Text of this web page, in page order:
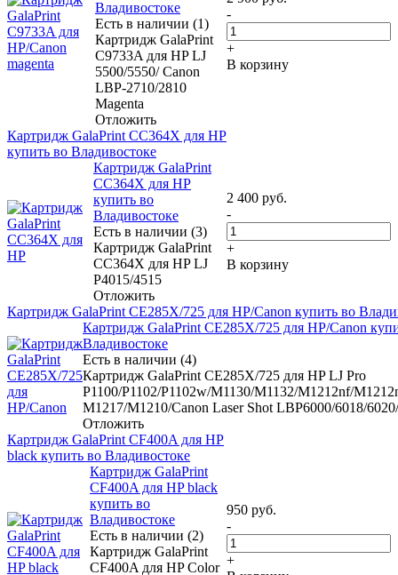
Владивостоке
Есть в наличии (1)
Картридж GalaPrint
C9733A для HP LJ
5500/5550/ Canon
LBP-2710/2810
Magenta
Отложить
-
+
В корзину
Картридж GalaPrint CC364X для HP
купить во Владивостоке
Картридж GalaPrint
CC364X для HP
купить во
Владивостоке
Есть в наличии (3)
Картридж GalaPrint
CC364X для HP LJ
P4015/4515
Отложить
2 400 руб.
-
+
В корзину
Картридж GalaPrint CE285X/725 для HP/Canon купить во
Картридж GalaPrint CE285X/725 для HP/Canon
Владивостоке
Есть в наличии (4)
Картридж GalaPrint CE285X/725 для HP LJ Pro
P1100/P1102/P1102w/M1130/M1132/M1212nf/
М1217/M1210/Canon Laser Shot LBP6000/6018/
Отложить
Картридж GalaPrint CF400A для HP
black купить во Владивостоке
Картридж GalaPrint
CF400A для HP black
купить во
Владивостоке
Есть в наличии (2)
Картридж GalaPrint
CF400A для HP Color
950 руб.
-
+